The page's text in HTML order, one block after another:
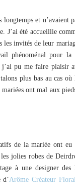
et n’avaient
J’ai été accueillie
les invités de leur
pour la
pu me faire plaisir
plus bas au cas
ont mal aux
de la mariée ont
jolies robes de
à une designer
d’Arôme Créateur